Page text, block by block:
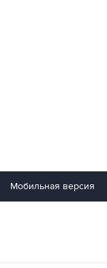
Мобильная версия